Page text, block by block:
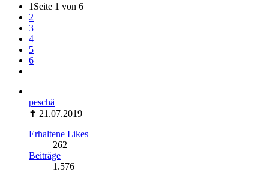
1 Seite 1 von 6
2
3
4
5
6
peschä
✝ 21.07.2019
Erhaltene Likes
262
Beiträge
1.576